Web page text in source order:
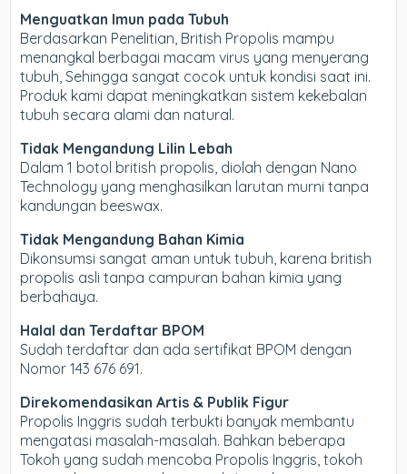
Menguatkan Imun pada Tubuh
Berdasarkan Penelitian, British Propolis mampu
menangkal berbagai macam virus yang menyerang
tubuh, Sehingga sangat cocok untuk kondisi saat ini.
Produk kami dapat meningkatkan sistem kekebalan
tubuh secara alami dan natural.
Tidak Mengandung Lilin Lebah
Dalam 1 botol british propolis, diolah dengan Nano
Technology yang menghasilkan larutan murni tanpa
kandungan beeswax.
Tidak Mengandung Bahan Kimia
Dikonsumsi sangat aman untuk tubuh, karena british
propolis asli tanpa campuran bahan kimia yang
berbahaya.
Halal dan Terdaftar BPOM
Sudah terdaftar dan ada sertifikat BPOM dengan
Nomor 143 676 691.
Direkomendasikan Artis & Publik Figur
Propolis Inggris sudah terbukti banyak membantu
mengatasi masalah-masalah. Bahkan beberapa
Tokoh yang sudah mencoba Propolis Inggris, tokoh